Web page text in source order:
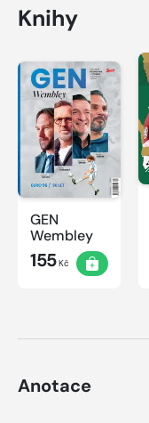
Knihy
GEN
Wembley
155Kč
Anotace